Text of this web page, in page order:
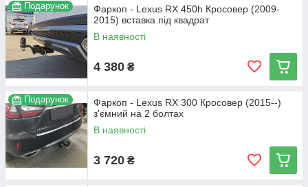
Подарунок
Фаркоп - Lexus RX 450h Кросовер (2009-
2015) вставка під квадрат
В наявності
4 380 ₴
Подарунок
Фаркоп - Lexus RX 300 Кросовер (2015--)
з'ємний на 2 болтах
В наявності
3 720 ₴